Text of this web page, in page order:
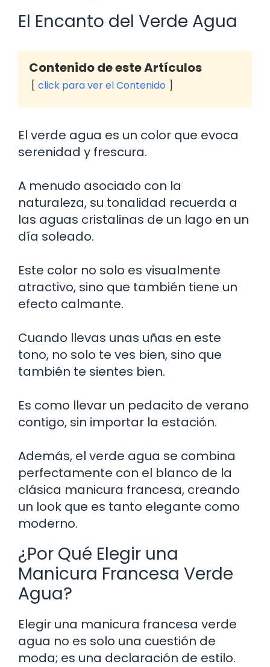
El Encanto del Verde Agua
Contenido de este Artículos
click para ver el Contenido
El verde agua es un color que evoca
serenidad y frescura.
A menudo asociado con la
naturaleza, su tonalidad recuerda a
las aguas cristalinas de un lago en un
día soleado.
Este color no solo es visualmente
atractivo, sino que también tiene un
efecto calmante.
Cuando llevas unas uñas en este
tono, no solo te ves bien, sino que
también te sientes bien.
Es como llevar un pedacito de verano
contigo, sin importar la estación.
Además, el verde agua se combina
perfectamente con el blanco de la
clásica manicura francesa, creando
un look que es tanto elegante como
moderno.
¿Por Qué Elegir una
Manicura Francesa Verde
Agua?
Elegir una manicura francesa verde
agua no es solo una cuestión de
moda; es una declaración de estilo.